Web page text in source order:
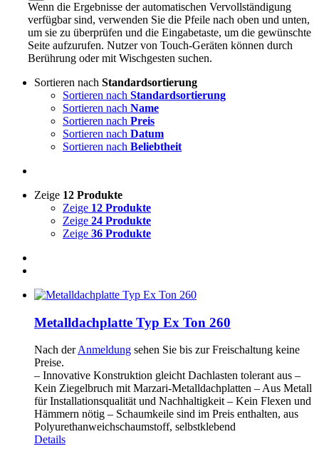
Wenn die Ergebnisse der automatischen Vervollständigung
verfügbar sind, verwenden Sie die Pfeile nach oben und unten,
um sie zu überprüfen und die Eingabetaste, um die gewünschte
Seite aufzurufen. Nutzer von Touch-Geräten können durch
Berührung oder mit Wischgesten suchen.
Sortieren nach Standardsortierung
Sortieren nach Standardsortierung
Sortieren nach Name
Sortieren nach Preis
Sortieren nach Datum
Sortieren nach Beliebtheit
Zeige 12 Produkte
Zeige 12 Produkte
Zeige 24 Produkte
Zeige 36 Produkte
Metalldachplatte Typ Ex Ton 260
Nach derAnmeldung sehen Sie bis zur Freischaltung keine
Preise.
– Innovative Konstruktion gleicht Dachlasten tolerant aus –
Kein Ziegelbruch mit Marzari-Metalldachplatten – Aus Metall
für Installationsqualität und Nachhaltigkeit – Kein Flexen und
Hämmern nötig – Schaumkeile sind im Preis enthalten, aus
Polyurethanweichschaumstoff, selbstklebend
Details